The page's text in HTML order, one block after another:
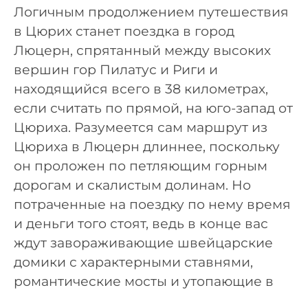
Логичным продолжением путешествия
в Цюрих станет поездка в город
Люцерн, спрятанный между высоких
вершин гор Пилатус и Риги и
находящийся всего в 38 километрах,
если считать по прямой, на юго-запад от
Цюриха. Разумеется сам маршрут из
Цюриха в Люцерн длиннее, поскольку
он проложен по петляющим горным
дорогам и скалистым долинам. Но
потраченные на поездку по нему время
и деньги того стоят, ведь в конце вас
ждут завораживающие швейцарские
домики с характерными ставнями,
романтические мосты и утопающие в